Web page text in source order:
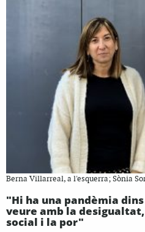
Berna Villarreal, a l'esquerra; Sònia
"Hi ha una pandèmia
veure amb la
social i la por"